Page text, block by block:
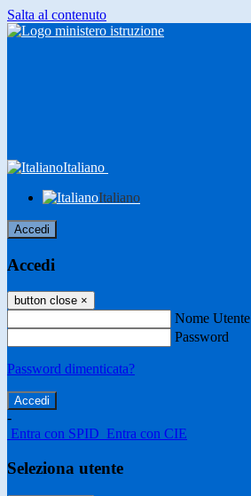
Salta al contenuto
Italiano
Italiano
Accedi
Accedi
button close ×
Nome Utente
Password
Password dimenticata?
-
Entra con SPID Entra con CIE
Seleziona utente